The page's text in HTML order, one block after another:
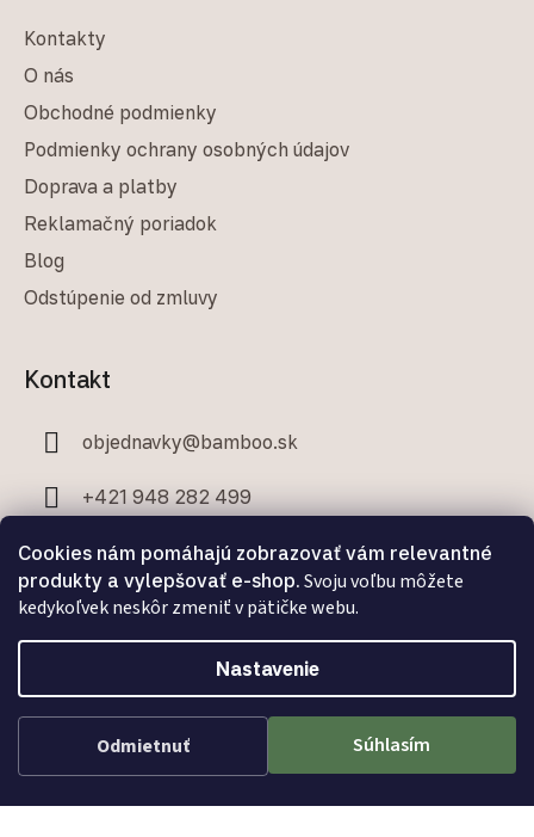
Cookies nám pomáhajú zobrazovať vám relevantné
produkty a vylepšovať e-shop. Svoju voľbu môžete
kedykoľvek neskôr zmeniť v pätičke webu.
Nastavenie
Odmietnuť Súhlasím
Kontakty
O nás
Obchodné podmienky
Podmienky ochrany osobných údajov
Doprava a platby
Reklamačný poriadok
Blog
Odstúpenie od zmluvy
Kontakt
objednavky@bamboo.sk
+421 948 282 499
+421 907 706 329
Facebook